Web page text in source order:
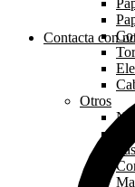
Contacta con
Otros